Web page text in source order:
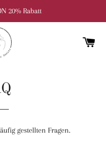
20% Rabatt
gestellten Fragen.